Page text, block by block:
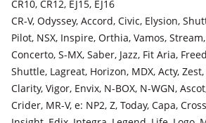
2004 - 2008 Y50
Infiniti QX60
2013 - 2016 L50, 2016 - 2021 L50
CR10, CR12, EJ15, EJ16
CR-V, Odyssey, Accord, Civic, Elysion,
Pilot, NSX, Inspire, Orthia, Vamos,
Concerto, S-MX, Saber, Jazz, Fit Aria,
Shuttle, Lagreat, Horizon, MDX, Acty, Zest,
Clarity, Vigor, Envix, N-BOX, N-WGN,
Crider, MR-V, e: NP2, Z, Today, Capa,